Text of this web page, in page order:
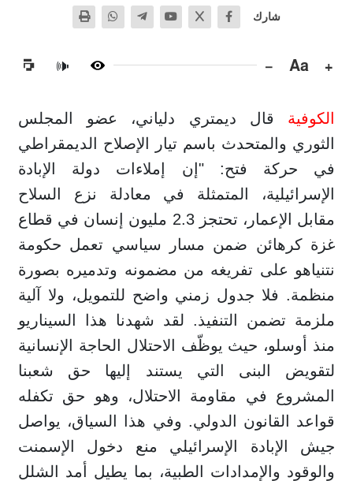
شارك
+
Aa
−
🔊
الكوفية قال ديمتري دلياني، عضو المجلس
الثوري والمتحدث باسم تيار الإصلاح الديمقراطي
في حركة فتح: "إن إملاءات دولة الإبادة
الإسرائيلية، المتمثلة في معادلة نزع السلاح
مقابل الإعمار، تحتجز 2.3 مليون إنسان في قطاع
غزة كرهائن ضمن مسار سياسي تعمل حكومة
نتنياهو على تفريغه من مضمونه وتدميره بصورة
منظمة. فلا جدول زمني واضح للتمويل، ولا آلية
ملزمة تضمن التنفيذ. لقد شهدنا هذا السيناريو
منذ أوسلو، حيث يوظّف الاحتلال الحاجة الإنسانية
لتقويض البنى التي يستند إليها حق شعبنا
المشروع في مقاومة الاحتلال، وهو حق تكفله
قواعد القانون الدولي. وفي هذا السياق، يواصل
جيش الإبادة الإسرائيلي منع دخول الإسمنت
والوقود والإمدادات الطبية، بما يطيل أمد الشلل